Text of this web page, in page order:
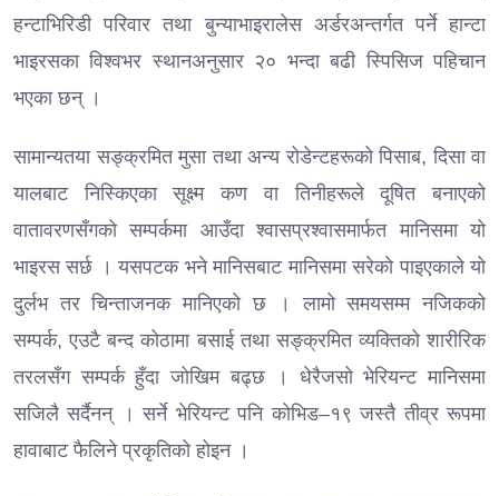
हन्टाभिरिडी परिवार तथा बुन्याभाइरालेस अर्डरअन्तर्गत पर्ने हान्टा
भाइरसका विश्वभर स्थानअनुसार २० भन्दा बढी स्पिसिज पहिचान
भएका छन् ।
सामान्यतया सङ्क्रमित मुसा तथा अन्य रोडेन्टहरूको पिसाब, दिसा वा
र्‍यालबाट निस्किएका सूक्ष्म कण वा तिनीहरूले दूषित बनाएको
वातावरणसँगको सम्पर्कमा आउँदा श्वासप्रश्वासमार्फत मानिसमा यो
भाइरस सर्छ । यसपटक भने मानिसबाट मानिसमा सरेको पाइएकाले यो
दुर्लभ तर चिन्ताजनक मानिएको छ । लामो समयसम्म नजिकको
सम्पर्क, एउटै बन्द कोठामा बसाई तथा सङ्क्रमित व्यक्तिको शारीरिक
तरलसँग सम्पर्क हुँदा जोखिम बढ्छ । धेरैजसो भेरियन्ट मानिसमा
सजिलै सर्दैनन् । सर्ने भेरियन्ट पनि कोभिड–१९ जस्तै तीव्र रूपमा
हावाबाट फैलिने प्रकृतिको होइन ।